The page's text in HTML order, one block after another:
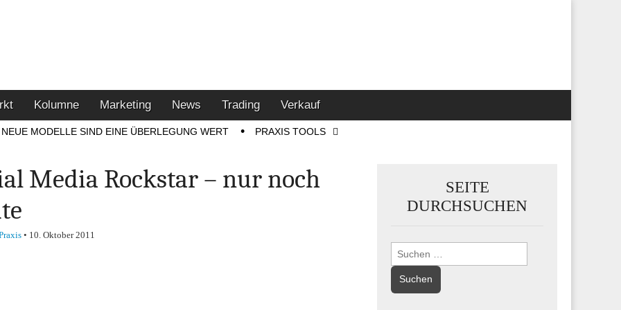
Kolumne Marketing News Trading Verkauf
NEUE MODELLE SIND EINE ÜBERLEGUNG WERT PRAXIS TOOLS
Media Rockstar – nur noch
• 10. Oktober 2011
SEITE
DURCHSUCHEN
Suchen
nach: